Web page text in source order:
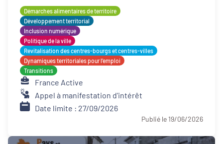
Démarches alimentaires de territoire
Développement territorial
Inclusion numérique
Politique de la ville
Revitalisation des centres-bourgs et centres-villes
Dynamiques territoriales pour l’emploi
Transitions
France Active
Appel à manifestation d'intérêt
Date limite : 27/09/2026
Publié le 19/06/2026